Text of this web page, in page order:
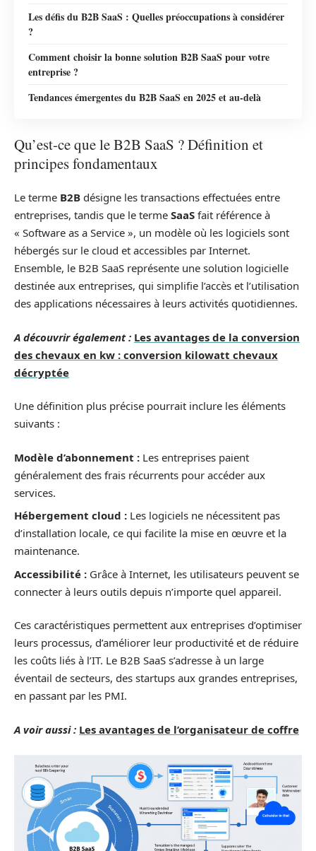
Les défis du B2B SaaS : Quelles préoccupations à considérer
?
Comment choisir la bonne solution B2B SaaS pour votre
entreprise ?
Tendances émergentes du B2B SaaS en 2025 et au-delà
Qu’est-ce que le B2B SaaS ? Définition et
principes fondamentaux
Le terme B2B désigne les transactions effectuées entre
entreprises, tandis que le terme SaaS fait référence à
« Software as a Service », un modèle où les logiciels sont
hébergés sur le cloud et accessibles par Internet.
Ensemble, le B2B SaaS représente une solution logicielle
destinée aux entreprises, qui simplifie l’accès et l’utilisation
des applications nécessaires à leurs activités quotidiennes.
A découvrir également : Les avantages de la conversion
des chevaux en kw : conversion kilowatt chevaux
décryptée
Une définition plus précise pourrait inclure les éléments
suivants :
Modèle d’abonnement : Les entreprises paient
généralement des frais récurrents pour accéder aux
services.
Hébergement cloud : Les logiciels ne nécessitent pas
d’installation locale, ce qui facilite la mise en œuvre et la
maintenance.
Accessibilité : Grâce à Internet, les utilisateurs peuvent se
connecter à leurs outils depuis n’importe quel appareil.
Ces caractéristiques permettent aux entreprises d’optimiser
leurs processus, d’améliorer leur productivité et de réduire
les coûts liés à l’IT. Le B2B SaaS s’adresse à un large
éventail de secteurs, des startups aux grandes entreprises,
en passant par les PMI.
A voir aussi : Les avantages de l’organisateur de coffre